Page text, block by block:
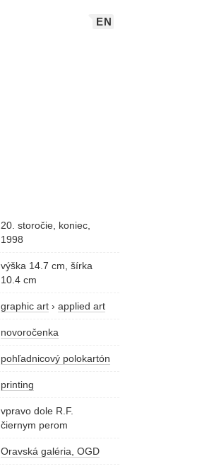
EN
20. storočie, koniec,
1998
výška 14.7 cm, šírka
10.4 cm
graphic art › applied art
novoročenka
pohľadnicový polokartón
printing
vpravo dole R.F.
čiernym perom
Oravská galéria, OGD